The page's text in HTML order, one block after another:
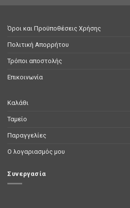
Όροι και Προϋποθέσεις Χρήσης
Πολιτική Απορρήτου
Τρόποι αποστολής
Επικοινωνία
Καλάθι
Ταμείο
Παραγγελίες
Ο λογαριασμός μου
Συνεργασία